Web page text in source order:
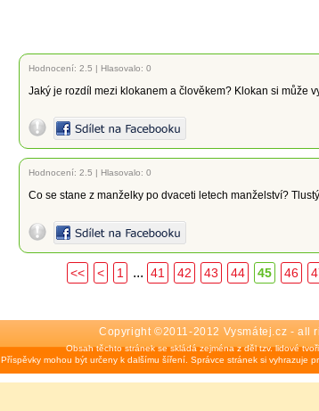
Hodnocení: 2.5 | Hlasovalo: 0
Jaký je rozdíl mezi klokanem a člověkem? Klokan si může
Hodnocení: 2.5 | Hlasovalo: 0
Co se stane z manželky po dvaceti letech manželství?
<< < 1 ... 41 42 43 44 45 46
Copyright ©2011-2012 Vysmátej.cz - all
Obsah těchto stránek se skládá zejména z děl tzv. lidové
Příspěvky mohou být určeny k dalšímu šíření. Správce stránek si vyhrazuje